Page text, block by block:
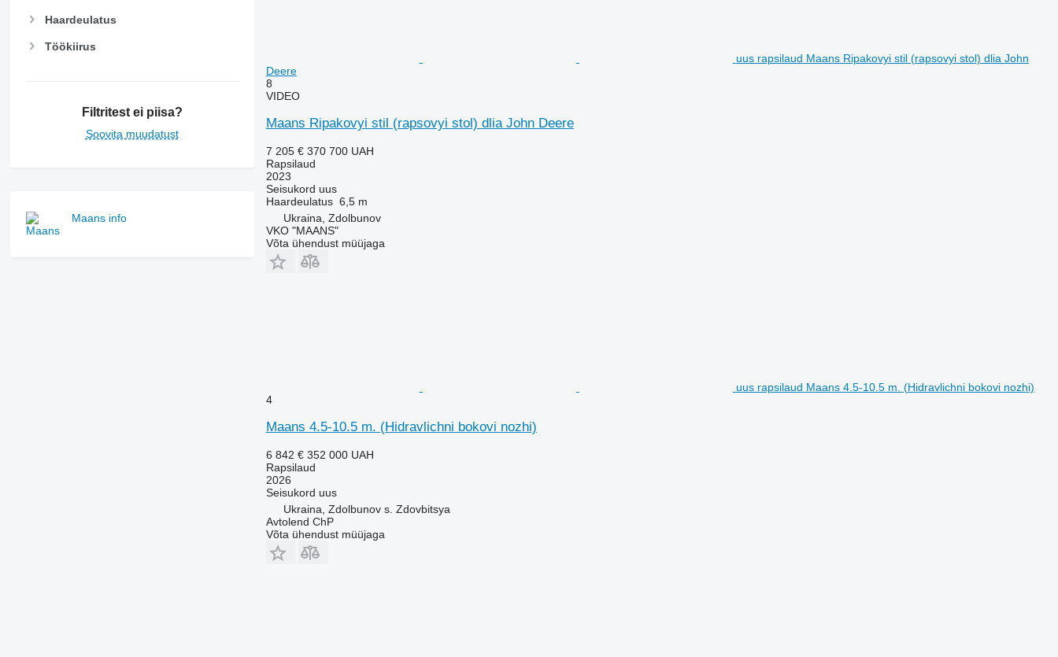
Haardeulatus
Töökiirus
Filtritest ei piisa?
Soovita muudatust
Maans info
uus rapsilaud Maans Ripakovyi stil (rapsovyi stol) dlia John
Deere
8
VIDEO
Maans Ripakovyi stil (rapsovyi stol) dlia John Deere
7 205 € 370 700 UAH
Rapsilaud
2023
Seisukord uus
Haardeulatus 6,5 m
Ukraina, Zdolbunov
VKO "MAANS"
Võta ühendust müüjaga
uus rapsilaud Maans 4.5-10.5 m. (Hidravlichni bokovi nozhi)
4
Maans 4.5-10.5 m. (Hidravlichni bokovi nozhi)
6 842 € 352 000 UAH
Rapsilaud
2026
Seisukord uus
Ukraina, Zdolbunov s. Zdovbitsya
Avtolend ChP
Võta ühendust müüjaga